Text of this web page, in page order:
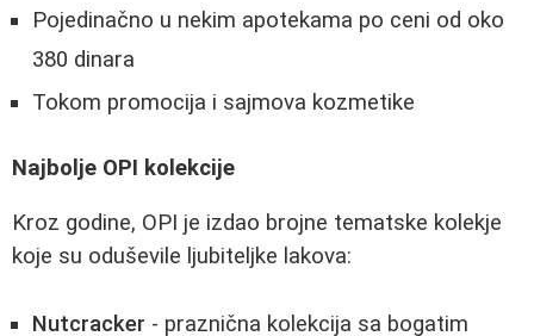
Pojedinačno u nekim apotekama po ceni od oko
380 dinara
Tokom promocija i sajmova kozmetike
Najbolje OPI kolekcije
Kroz godine, OPI je izdao brojne tematske kolekje
koje su oduševile ljubiteljke lakova:
Nutcracker - praznična kolekcija sa bogatim